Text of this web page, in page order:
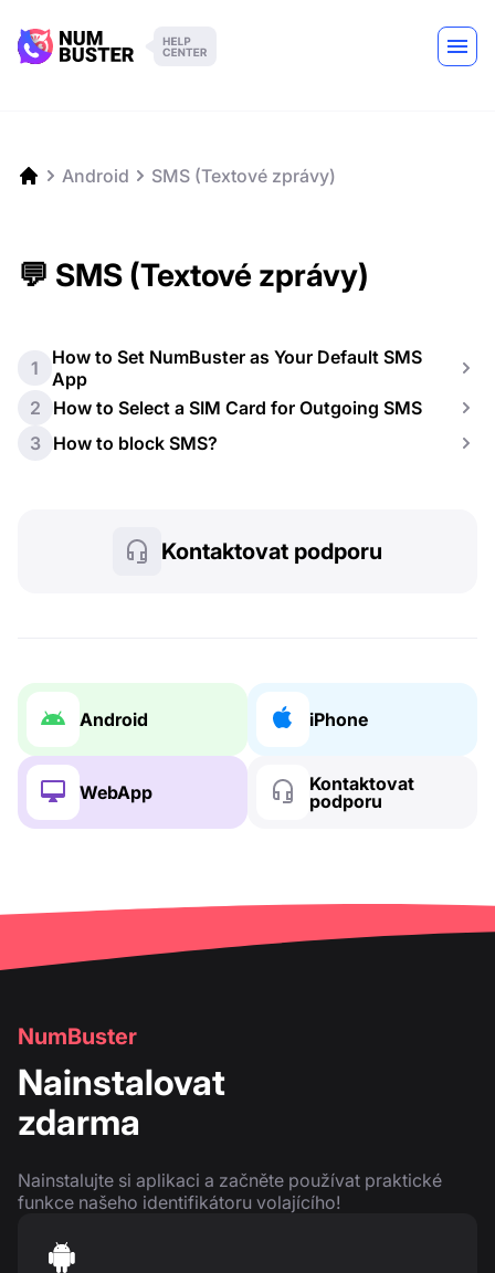
Android SMS (Textové zprávy)
💬 SMS (Textové zprávy)
1
How to Set NumBuster as Your Default SMS
App
2
How to Select a SIM Card for Outgoing SMS
3 How to block SMS?
Kontaktovat podporu
Android iPhone
WebApp
Kontaktovat
podporu
NumBuster
Nainstalovat
zdarma
Nainstalujte si aplikaci a začněte používat praktické
funkce našeho identifikátoru volajícího!